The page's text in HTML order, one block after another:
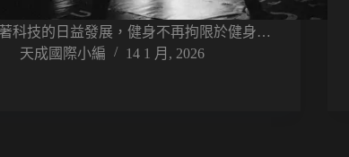
科技的日益發展，健身不再拘限於健身…
天成國際小編
14 1 月, 2026